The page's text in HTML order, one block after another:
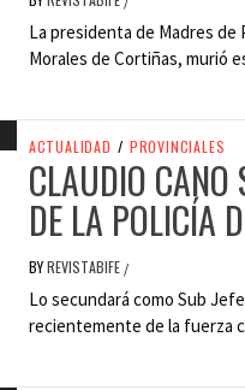
La presidenta de Madres de
Morales de Cortiñas, murió
ACTUALIDAD / PROVINCIALES
CLAUDIO CANO
DE LA POLICÍA
BYREVISTABIFE /
Lo secundará como Sub
recientemente de la fuerza